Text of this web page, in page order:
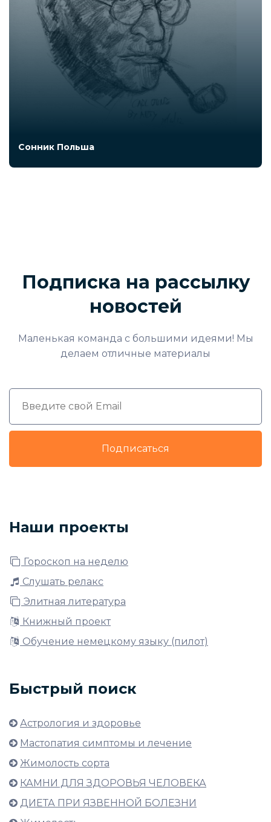
Сонник Польша
Подписка на рассылку
новостей
Маленькая команда с большими идеями! Мы
делаем отличные материалы
Подписаться
Наши проекты
Гороскоп на неделю
Слушать релакс
Элитная литература
Книжный проект
Обучение немецкому языку (пилот)
Быстрый поиск
Астрология и здоровье
Мастопатия симптомы и лечение
Жимолость сорта
КАМНИ ДЛЯ ЗДОРОВЬЯ ЧЕЛОВЕКА
ДИЕТА ПРИ ЯЗВЕННОЙ БОЛЕЗНИ